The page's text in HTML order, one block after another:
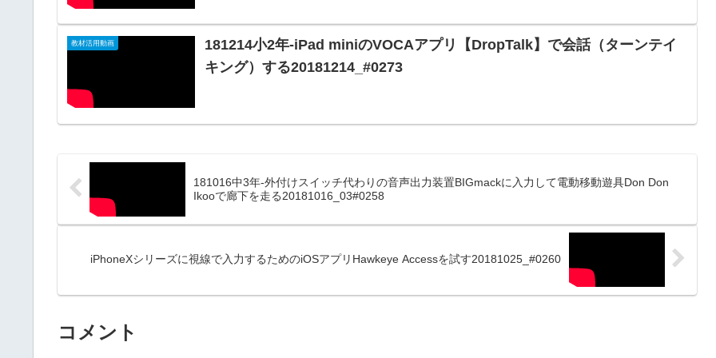
教材活用動画
181214小2年-iPad miniのVOCAアプリ【DropTalk】で会話（ターンテイ
キング）する20181214_#0273
181016中3年-外付けスイッチ代わりの音声出力装置BIGmackに入力して電動移動遊具Don Don
Ikooで廊下を走る20181016_03#0258
iPhoneXシリーズに視線で入力するためのiOSアプリHawkeye Accessを試す20181025_#0260
コメント